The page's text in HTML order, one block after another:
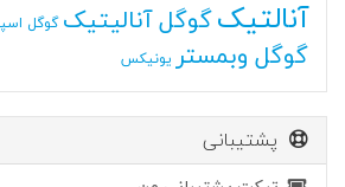
آنالتیکگوگل آنالیتیک گوگل
گوگل وبمستر یونیکس
پشتیبانی